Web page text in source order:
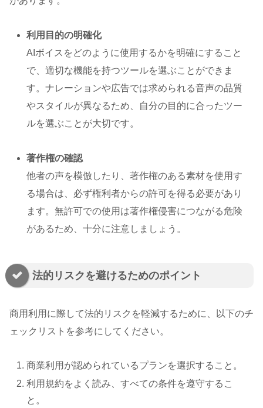
利用目的の明確化
AIボイスをどのように使用するかを明確にすること
で、適切な機能を持つツールを選ぶことができま
す。ナレーションや広告では求められる音声の品質
やスタイルが異なるため、自分の目的に合ったツー
ルを選ぶことが大切です。
著作権の確認
他者の声を模倣したり、著作権のある素材を使用す
る場合は、必ず権利者からの許可を得る必要があり
ます。無許可での使用は著作権侵害につながる危険
があるため、十分に注意しましょう。
法的リスクを避けるためのポイント
商用利用に際して法的リスクを軽減するために、以下のチ
ェックリストを参考にしてください。
商業利用が認められているプランを選択すること。
利用規約をよく読み、すべての条件を遵守するこ
と。